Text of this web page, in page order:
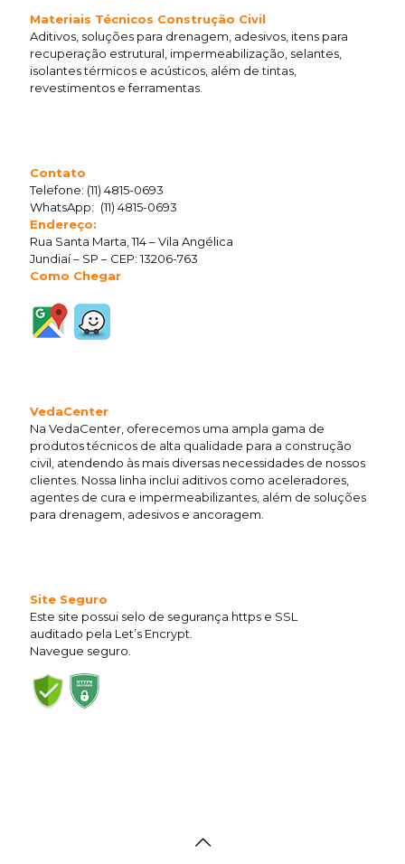
Materiais Técnicos Construção Civil
Aditivos, soluções para drenagem, adesivos, itens para
recuperação estrutural, impermeabilização, selantes,
isolantes térmicos e acústicos, além de tintas,
revestimentos e ferramentas.
Contato
Telefone: (11) 4815-0693
WhatsApp: (11) 4815-0693
Endereço:
Rua Santa Marta, 114 – Vila Angélica
Jundiaí – SP – CEP: 13206-763
Como Chegar
VedaCenter
Na VedaCenter, oferecemos uma ampla gama de
produtos técnicos de alta qualidade para a construção
civil, atendendo às mais diversas necessidades de nossos
clientes. Nossa linha inclui aditivos como aceleradores,
agentes de cura e impermeabilizantes, além de soluções
para drenagem, adesivos e ancoragem.
Site Seguro
Este site possui selo de segurança https e SSL
auditado pela Let’s Encrypt.
Navegue seguro.